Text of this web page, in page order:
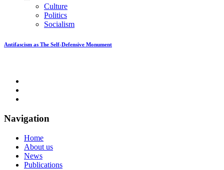
Culture
Politics
Socialism
Antifascism as The Self-Defensive Monument
Navigation
Home
About us
News
Publications